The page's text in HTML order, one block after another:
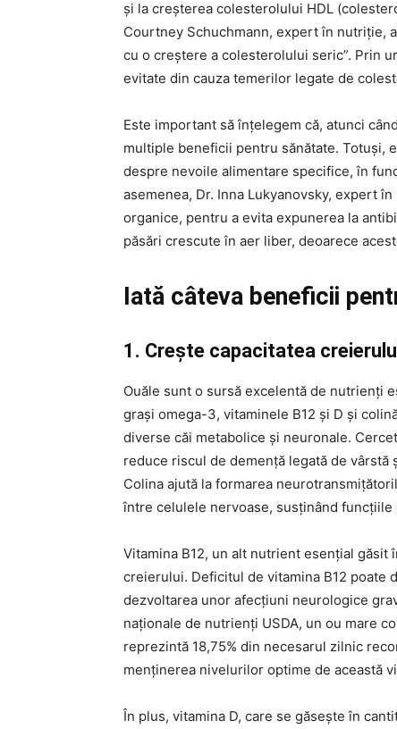
și la creșterea colesterolului HDL
Courtney Schuchmann, expert în nutriție,
cu o creștere a colesterolului seric”. Prin
evitate din cauza temerilor legate de
Este important să înțelegem că, atunci
multiple beneficii pentru sănătate. Totuși,
despre nevoile alimentare specifice, în
asemenea, Dr. Inna Lukyanovsky, expert
organice, pentru a evita expunerea la
păsări crescute în aer liber, deoarece
Iată câteva beneficii
1. Crește capacitatea
Ouăle sunt o sursă excelentă de nutrienți
grași omega-3, vitaminele B12 și D și
diverse căi metabolice și neuronale.
reduce riscul de demență legată de
Colina ajută la formarea
între celulele nervoase, susținând funcțiile
Vitamina B12, un alt nutrient esențial
creierului. Deficitul de vitamina B12 poate
dezvoltarea unor afecțiuni neurologice
naționale de nutrienți USDA, un ou mare
reprezintă 18,75% din necesarul zilnic
menținerea nivelurilor optime de această
În plus, vitamina D, care se găsește în